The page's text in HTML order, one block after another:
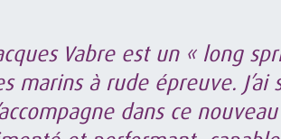
Vabre est un « long
marins à rude épreuve. J’ai
dans ce